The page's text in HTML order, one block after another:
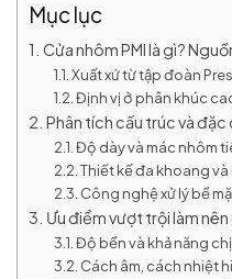
Mục lục
Cửa nhôm PMI là gì?
Xuất xứ từ tập đoàn
Định vị ở phân khúc
Phân tích cấu trúc và đặc
Độ dày và mác nhôm
Thiết kế đa khoang
Công nghệ xử lý bề
Ưu điểm vượt trội làm
Độ bền và khả năng
Cách âm, cách nhiệt